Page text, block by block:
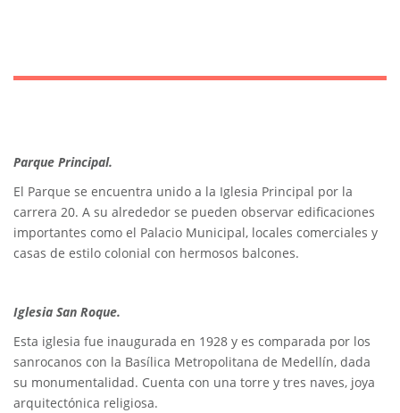
Parque Principal.
El Parque se encuentra unido a la Iglesia Principal por la
carrera 20. A su alrededor se pueden observar edificaciones
importantes como el Palacio Municipal, locales comerciales y
casas de estilo colonial con hermosos balcones.
Iglesia San Roque.
Esta iglesia fue inaugurada en 1928 y es comparada por los
sanrocanos con la Basílica Metropolitana de Medellín, dada
su monumentalidad. Cuenta con una torre y tres naves, joya
arquitectónica religiosa.